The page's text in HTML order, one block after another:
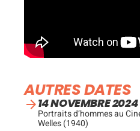
AUTRES DATES
14 NOVEMBRE
Portraits d’hommes au
Welles (1940)